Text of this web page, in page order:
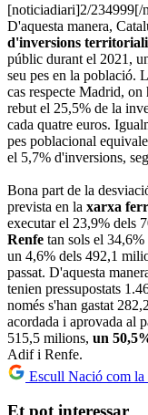
[noticiadiari]2/234999[/
D'aquesta manera,
d'inversions
públic durant el 2021,
seu pes en la població.
cas respecte Madrid,
rebut el 25,5% de la
cada quatre euros.
pes poblacional
el 5,7% d'inversions,
Bona part de la
prevista en la xarxa
executar el 23,9% dels
Renfe tan sols el
un 4,6% dels 492,1
passat. D'aquesta
tenien pressupostats
només s'han gastat
acordada i aprovada al
515,5 milions, un
Adif i Renfe.
Escull Nació com